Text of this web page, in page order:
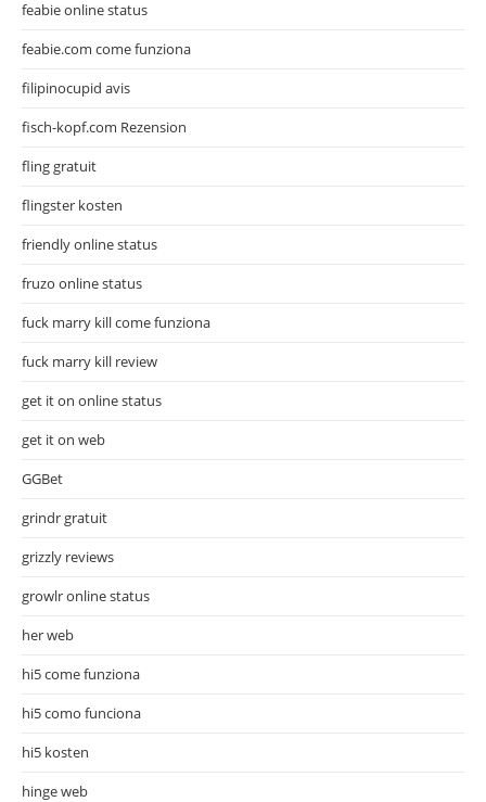
feabie online status
feabie.com come funziona
filipinocupid avis
fisch-kopf.com Rezension
fling gratuit
flingster kosten
friendly online status
fruzo online status
fuck marry kill come funziona
fuck marry kill review
get it on online status
get it on web
GGBet
grindr gratuit
grizzly reviews
growlr online status
her web
hi5 come funziona
hi5 como funciona
hi5 kosten
hinge web